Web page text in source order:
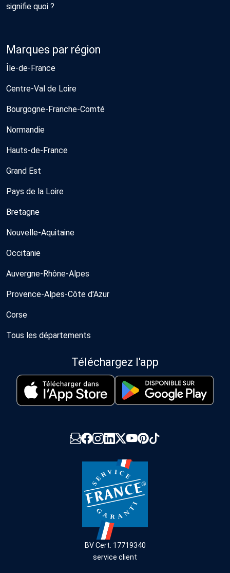
signifie quoi ?
Marques par région
Île-de-France
Centre-Val de Loire
Bourgogne-Franche-Comté
Normandie
Hauts-de-France
Grand Est
Pays de la Loire
Bretagne
Nouvelle-Aquitaine
Occitanie
Auvergne-Rhône-Alpes
Provence-Alpes-Côte d'Azur
Corse
Tous les départements
Téléchargez l'app
BV Cert. 17719340
service client